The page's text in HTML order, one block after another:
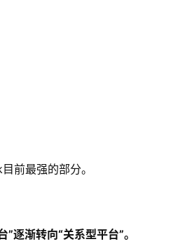
前最强的部分。
逐渐转向“关系型平台”。